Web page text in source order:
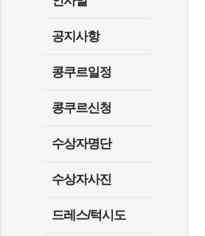
공지사항
콩쿠르일정
콩쿠르신청
수상자명단
수상자사진
드레스/턱시도